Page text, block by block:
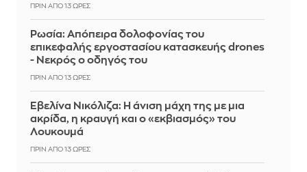
ΠΡΙΝ ΑΠΌ 13 ΏΡΕΣ
Ρωσία: Απόπειρα δολοφονίας του
επικεφαλής εργοστασίου κατασκευής drones
- Νεκρός ο οδηγός του
ΠΡΙΝ ΑΠΌ 13 ΏΡΕΣ
Εβελίνα Νικόλιζα: Η άνιση μάχη της με μια
ακρίδα, η κραυγή και ο «εκβιασμός» του
Λουκουμά
ΠΡΙΝ ΑΠΌ 13 ΏΡΕΣ